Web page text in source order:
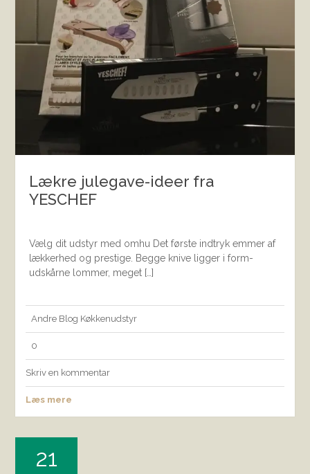
Lækre julegave-ideer fra
YESCHEF
Vælg dit udstyr med omhu Det første indtryk emmer af
lækkerhed og prestige. Begge knive ligger i form-
udskårne lommer, meget […]
Andre Blog Køkkenudstyr
0
Skriv en kommentar
Læs mere
21